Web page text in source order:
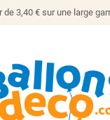
de 3,40 € sur une large